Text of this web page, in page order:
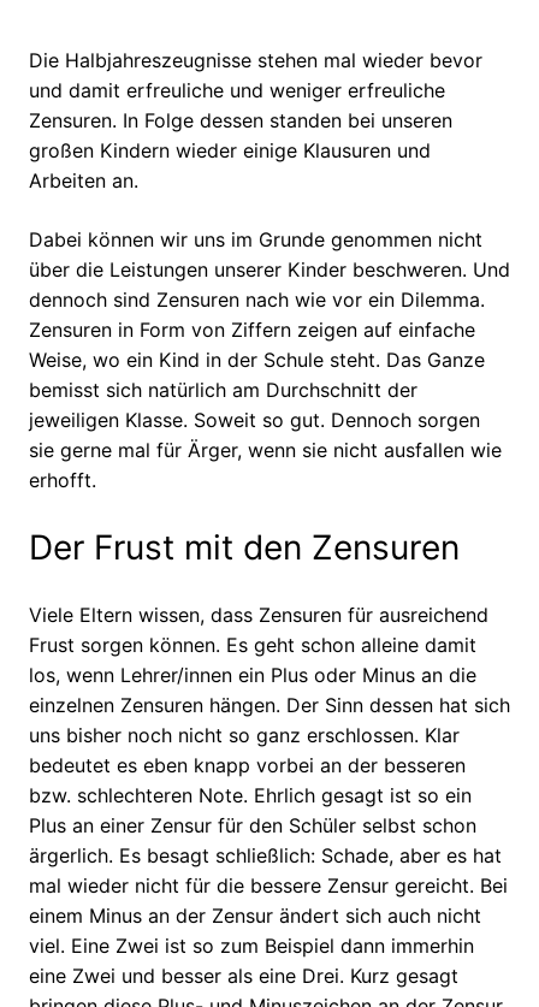
Die Halbjahreszeugnisse stehen mal wieder bevor
und damit erfreuliche und weniger erfreuliche
Zensuren. In Folge dessen standen bei unseren
großen Kindern wieder einige Klausuren und
Arbeiten an.
Dabei können wir uns im Grunde genommen nicht
über die Leistungen unserer Kinder beschweren. Und
dennoch sind Zensuren nach wie vor ein Dilemma.
Zensuren in Form von Ziffern zeigen auf einfache
Weise, wo ein Kind in der Schule steht. Das Ganze
bemisst sich natürlich am Durchschnitt der
jeweiligen Klasse. Soweit so gut. Dennoch sorgen
sie gerne mal für Ärger, wenn sie nicht ausfallen wie
erhofft.
Der Frust mit den Zensuren
Viele Eltern wissen, dass Zensuren für ausreichend
Frust sorgen können. Es geht schon alleine damit
los, wenn Lehrer/innen ein Plus oder Minus an die
einzelnen Zensuren hängen. Der Sinn dessen hat sich
uns bisher noch nicht so ganz erschlossen. Klar
bedeutet es eben knapp vorbei an der besseren
bzw. schlechteren Note. Ehrlich gesagt ist so ein
Plus an einer Zensur für den Schüler selbst schon
ärgerlich. Es besagt schließlich: Schade, aber es hat
mal wieder nicht für die bessere Zensur gereicht. Bei
einem Minus an der Zensur ändert sich auch nicht
viel. Eine Zwei ist so zum Beispiel dann immerhin
eine Zwei und besser als eine Drei. Kurz gesagt